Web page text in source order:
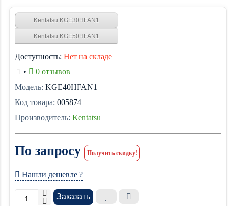
Kentatsu KGE30HFAN1
Kentatsu KGE50HFAN1
Доступность: Нет на складе
•
0 отзывов
Модель: KGE40HFAN1
Код товара: 005874
Производитель: Kentatsu
По запросу Получить скидку!
Нашли дешевле ?
Заказать